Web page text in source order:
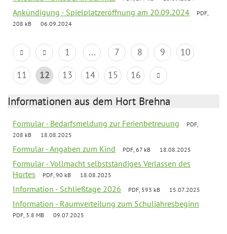
Ankündigung - Spielplatzeröffnung am 20.09.2024
PDF,
208 kB
06.09.2024
1 ... 7 8 9
10
11
12 13 14 15 16
Informationen aus dem Hort Brehna
Formular - Bedarfsmeldung zur Ferienbetreuung
PDF,
208 kB
18.08.2025
Formular - Angaben zum Kind PDF, 67 kB 18.08.2025
Formular - Vollmacht selbstständiges Verlassen des
Hortes
PDF, 90 kB 18.08.2025
Information - Schließtage 2026 PDF, 593 kB 15.07.2025
Information - Raumverteilung zum Schuljahresbeginn
PDF, 3.8 MB 09.07.2025